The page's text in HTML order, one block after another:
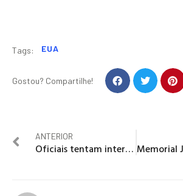
Tags: EUA
Gostou? Compartilhe!
ANTERIOR
Oficiais tentam interromper manifesto de caminhoneiros em Brasília